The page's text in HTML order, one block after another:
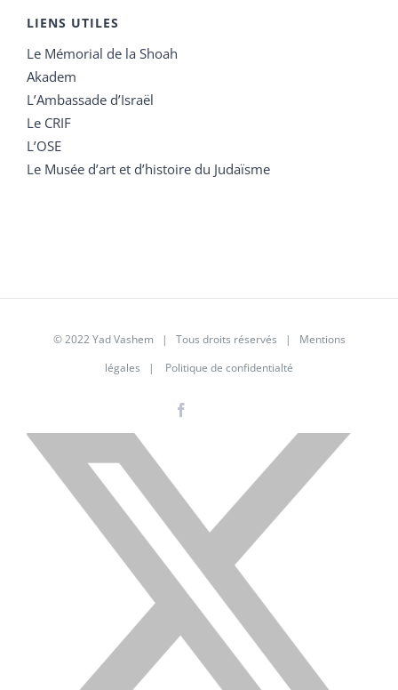
LIENS UTILES
Le Mémorial de la Shoah
Akadem
L’Ambassade d’Israël
Le CRIF
L’OSE
Le Musée d’art et d’histoire du Judaïsme
© 2022 Yad Vashem | Tous droits réservés | Mentions
légales | Politique de confidentialté